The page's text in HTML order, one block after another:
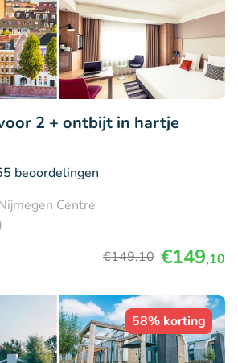
2 + ontbijt in hartje
beoordelingen
Centre
€149,10 €149,10
58% korting